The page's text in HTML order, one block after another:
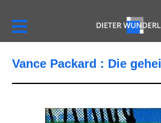
Vance Packard : Die